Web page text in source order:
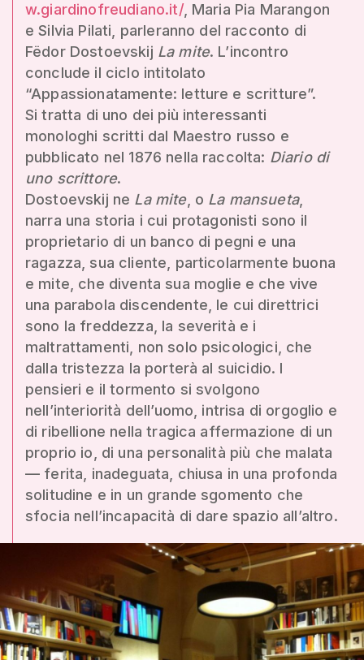
w.giardinofreudiano.it/, Maria Pia Marangon
e Silvia Pilati, parleranno del racconto di
Fëdor Dostoevskij La mite. L’incontro
conclude il ciclo intitolato
“Appassionatamente: letture e scritture”.
Si tratta di uno dei più interessanti
monologhi scritti dal Maestro russo e
pubblicato nel 1876 nella raccolta: Diario di
uno scrittore.
Dostoevskij ne La mite, o La mansueta,
narra una storia i cui protagonisti sono il
proprietario di un banco di pegni e una
ragazza, sua cliente, particolarmente buona
e mite, che diventa sua moglie e che vive
una parabola discendente, le cui direttrici
sono la freddezza, la severità e i
maltrattamenti, non solo psicologici, che
dalla tristezza la porterà al suicidio. I
pensieri e il tormento si svolgono
nell’interiorità dell’uomo, intrisa di orgoglio e
di ribellione nella tragica affermazione di un
proprio io, di una personalità più che malata
— ferita, inadeguata, chiusa in una profonda
solitudine e in un grande sgomento che
sfocia nell’incapacità di dare spazio all’altro.